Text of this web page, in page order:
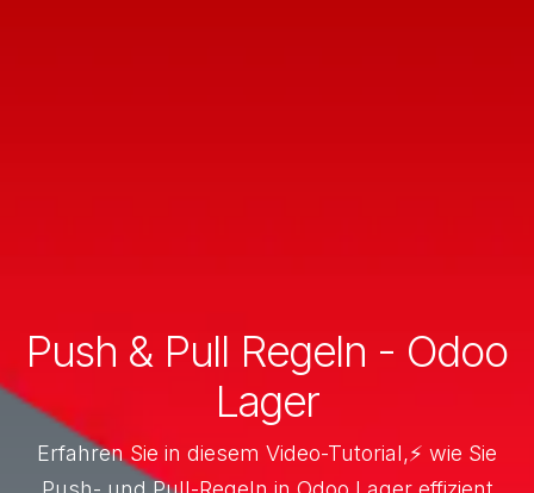
Push & Pull Regeln - Odoo
Lager
Erfahren Sie in diesem Video-Tutorial,⚡ wie Sie